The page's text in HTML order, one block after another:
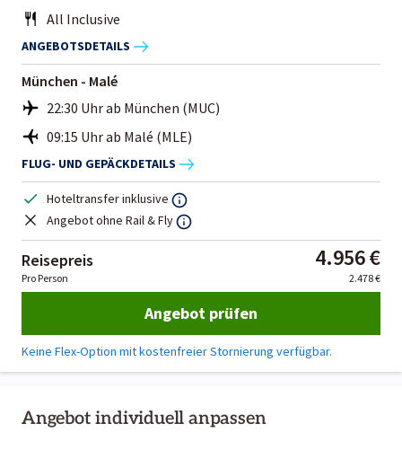
Angebot individuell anpassen
All Inclusive
ANGEBOTSDETAILS
München - Malé
22:30 Uhr ab München (MUC)
09:15 Uhr ab Malé (MLE)
FLUG- UND GEPÄCKDETAILS
Hoteltransfer inklusive
Angebot ohne Rail & Fly
Reisepreis 4.956 €
Pro Person 2.478 €
Angebot prüfen
Keine Flex-Option mit kostenfreier Stornierung verfügbar.